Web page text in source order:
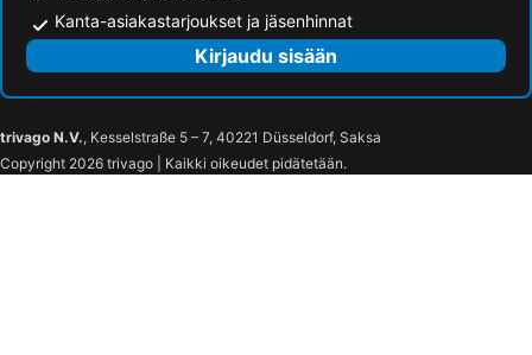
Kanta-asiakastarjoukset ja jäsenhinnat
Kirjaudu sisään
trivago N.V., Kesselstraße 5 – 7, 40221 Düsseldorf, Saksa
Copyright 2026 trivago | Kaikki oikeudet pidätetään.